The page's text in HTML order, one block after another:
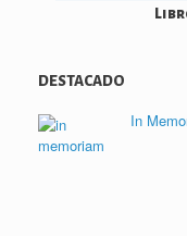
DESTACADO
In